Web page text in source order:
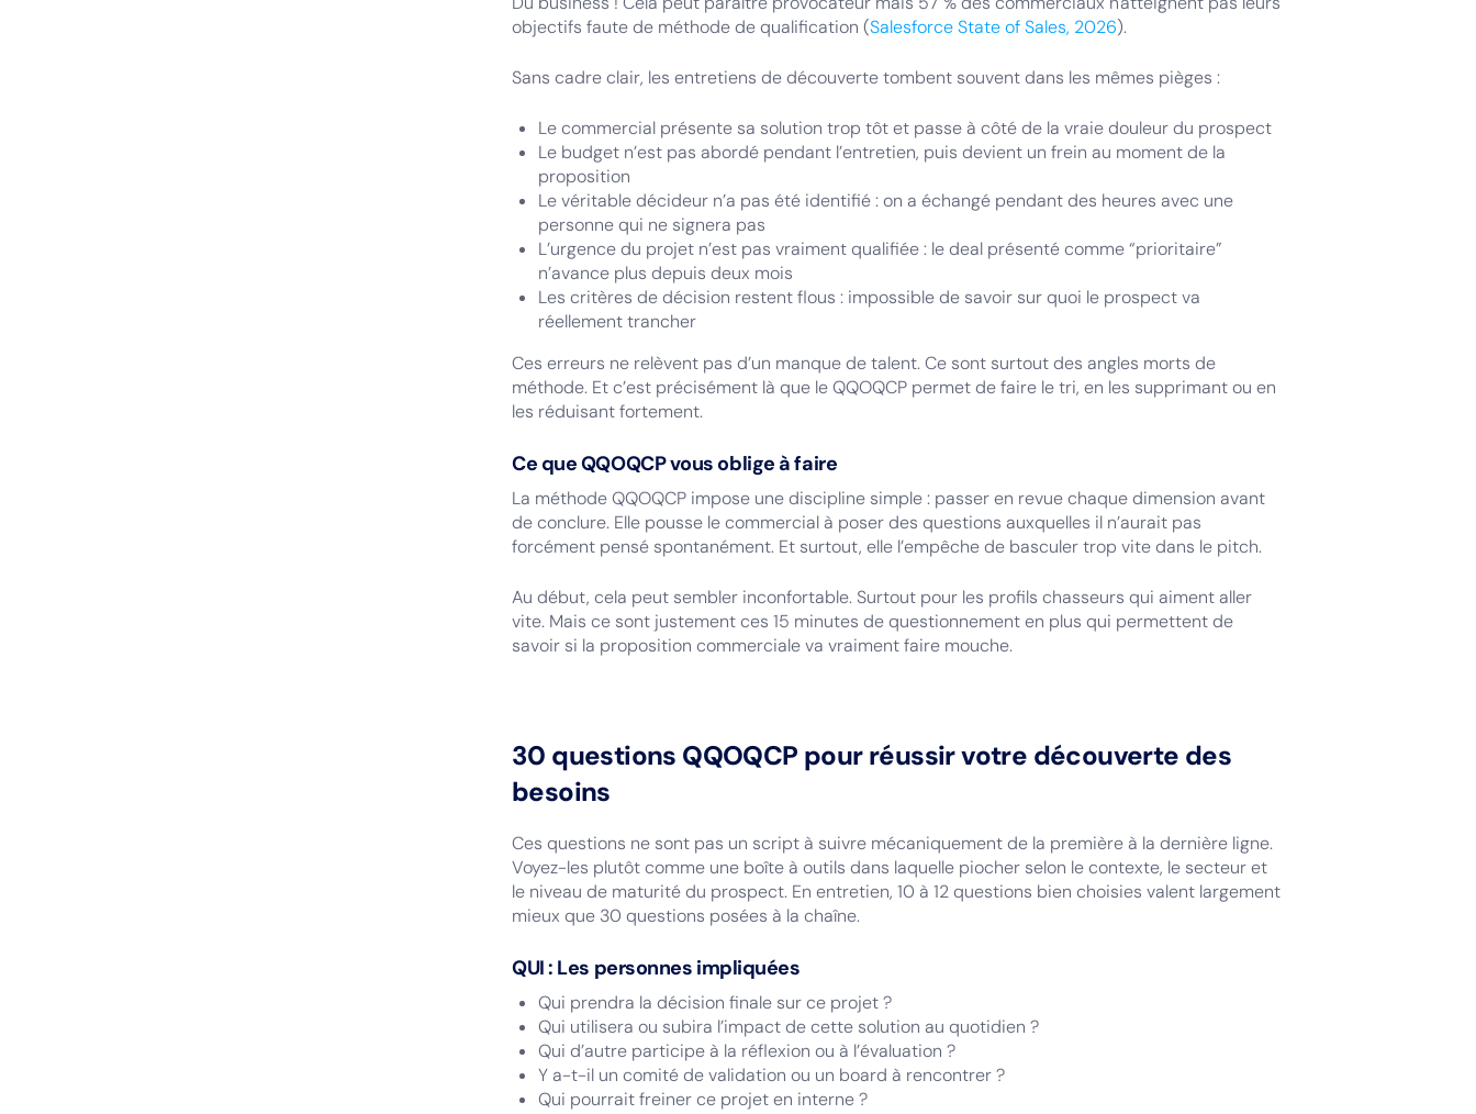
objectifs faute de méthode de qualification (Salesforce State of Sales, 2026).
Sans cadre clair, les entretiens de découverte tombent souvent dans les mêmes pièges :
Le commercial présente sa solution trop tôt et passe à côté de la vraie douleur du prospect
Le budget n’est pas abordé pendant l’entretien, puis devient un frein au moment de la
proposition
Le véritable décideur n’a pas été identifié : on a échangé pendant des heures avec une
personne qui ne signera pas
L’urgence du projet n’est pas vraiment qualifiée : le deal présenté comme “prioritaire”
n’avance plus depuis deux mois
Les critères de décision restent flous : impossible de savoir sur quoi le prospect va
réellement trancher
Ces erreurs ne relèvent pas d’un manque de talent. Ce sont surtout des angles morts de
méthode. Et c’est précisément là que le QQOQCP permet de faire le tri, en les supprimant ou en
les réduisant fortement.
Ce que QQOQCP vous oblige à faire
La méthode QQOQCP impose une discipline simple : passer en revue chaque dimension avant
de conclure. Elle pousse le commercial à poser des questions auxquelles il n’aurait pas
forcément pensé spontanément. Et surtout, elle l’empêche de basculer trop vite dans le pitch.
Au début, cela peut sembler inconfortable. Surtout pour les profils chasseurs qui aiment aller
vite. Mais ce sont justement ces 15 minutes de questionnement en plus qui permettent de
savoir si la proposition commerciale va vraiment faire mouche.
30 questions QQOQCP pour réussir votre découverte des
besoins
Ces questions ne sont pas un script à suivre mécaniquement de la première à la dernière ligne.
Voyez-les plutôt comme une boîte à outils dans laquelle piocher selon le contexte, le secteur et
le niveau de maturité du prospect. En entretien, 10 à 12 questions bien choisies valent largement
mieux que 30 questions posées à la chaîne.
QUI : Les personnes impliquées
Qui prendra la décision finale sur ce projet ?
Qui utilisera ou subira l’impact de cette solution au quotidien ?
Qui d’autre participe à la réflexion ou à l’évaluation ?
Y a-t-il un comité de validation ou un board à rencontrer ?
Qui pourrait freiner ce projet en interne ?